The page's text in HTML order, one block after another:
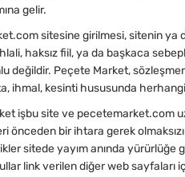
gelir.
sitesine girilmesi, sitenin ya
haksız fiil, ya da başkaca
değildir. Peçete Market,
ihmal, kesinti hususunda
işbu site ve pecetemarket.com
önceden bir ihtara gerek
sitede yayım anında yürürlüğe
link verilen diğer web sayfaları